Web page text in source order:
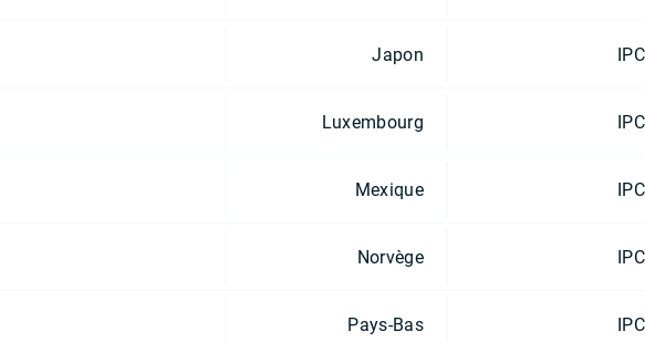
Japon IPC
Luxembourg IPC
Mexique IPC
Norvège IPC
Pays-Bas IPC